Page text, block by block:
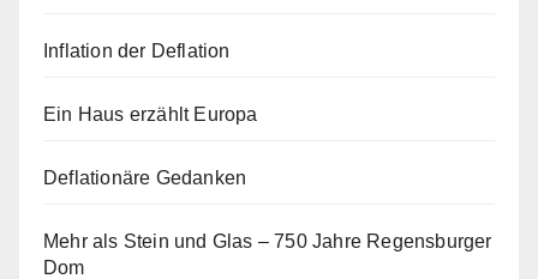
Inflation der Deflation
Ein Haus erzählt Europa
Deflationäre Gedanken
Mehr als Stein und Glas – 750 Jahre Regensburger
Dom